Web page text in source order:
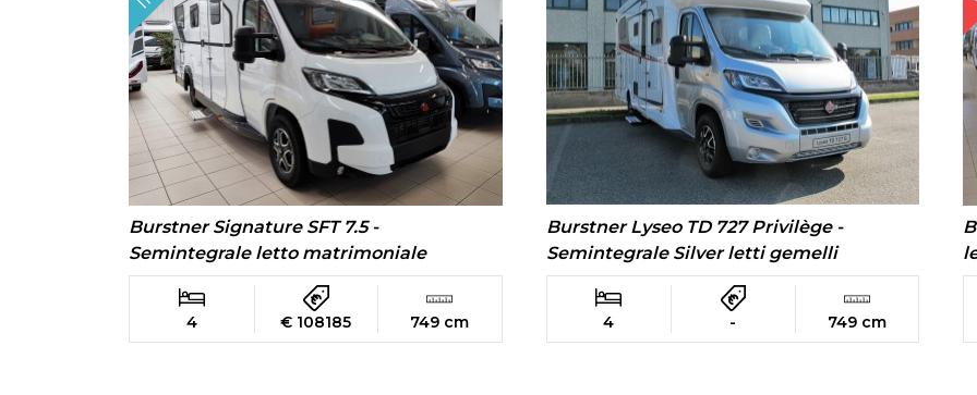
Burstner Signature SFT 7.5 -
Semintegrale letto matrimoniale
4 € 108185 749 cm
Burstner Lyseo TD 727 Privilège -
Semintegrale Silver letti gemelli
4 - 749 cm